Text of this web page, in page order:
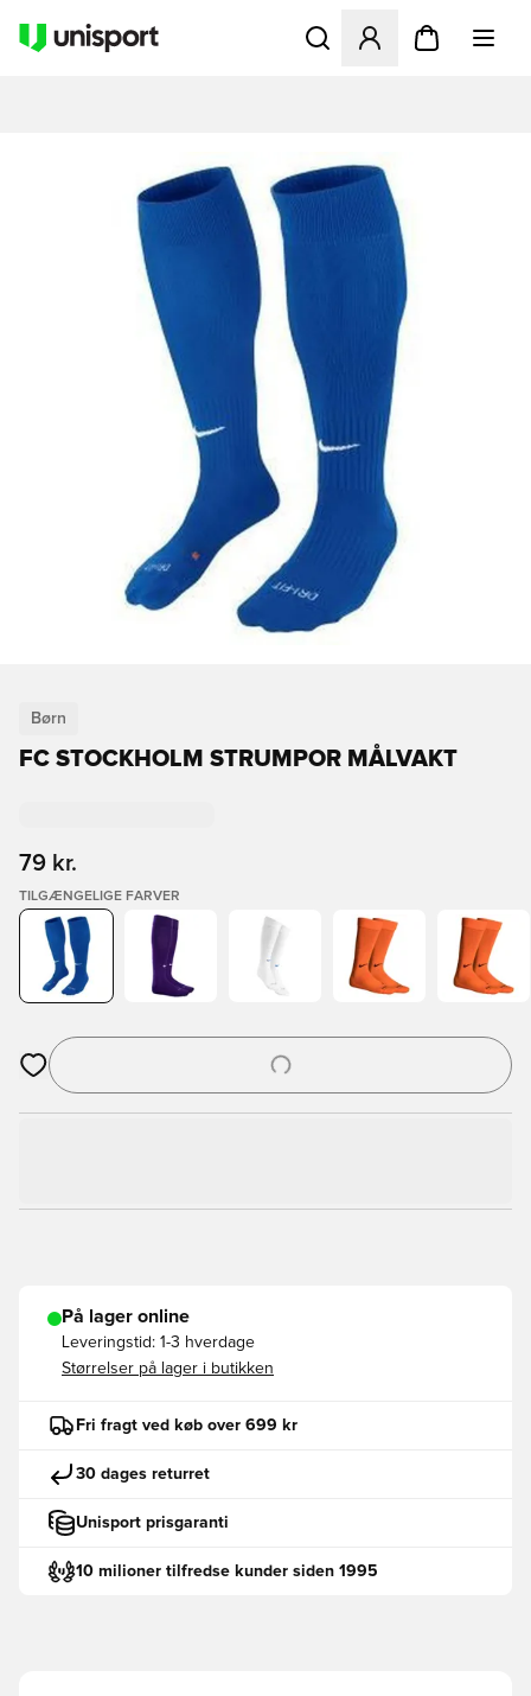
Åbner en Modal til at
Børn
FC STOCKHOLM STRUMPOR MÅLVAKT
79 kr.
TILGÆNGELIGE FARVER
Åbner en Modal til at logge ind eller tilmelde dig som medlem
På lager online
Leveringstid: 1-3 hverdage
Størrelser på lager i butikken
Fri fragt ved køb over 699 kr
30 dages returret
Unisport prisgaranti
10 milioner tilfredse kunder siden 1995